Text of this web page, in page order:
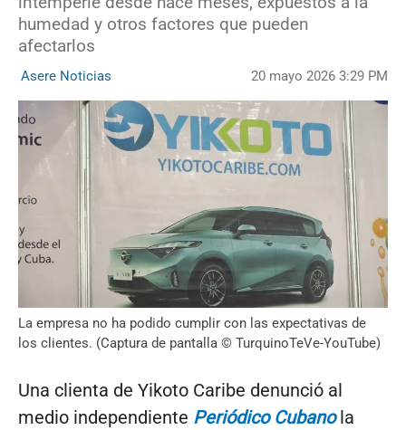
humedad y otros factores que pueden
afectarlos
Asere Noticias 20 mayo 2026 3:29 PM
La empresa no ha podido cumplir con las expectativas de
los clientes. (Captura de pantalla © TurquinoTeVe-YouTube)
Una clienta de Yikoto Caribe denunció al
medio independiente Periódico Cubanola